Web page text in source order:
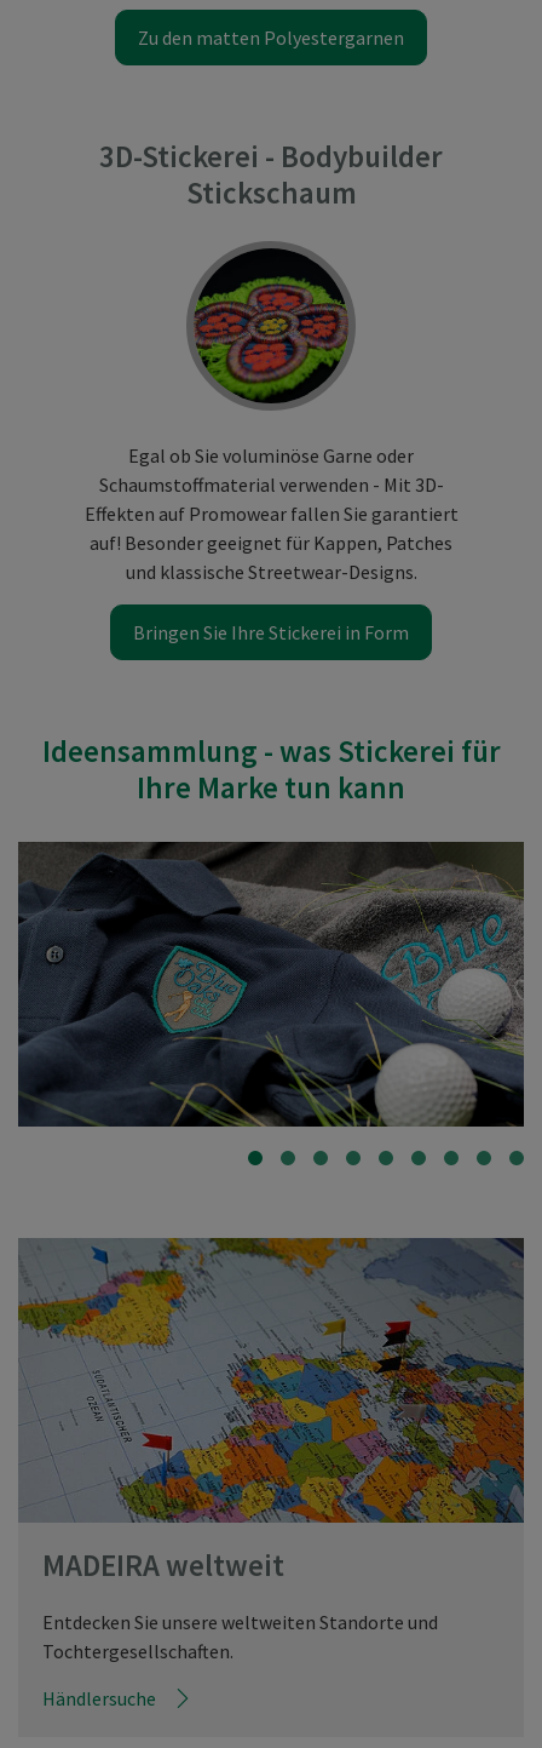
Zu den matten Polyestergarnen
3D-Stickerei - Bodybuilder
Stickschaum
Egal ob Sie voluminöse Garne oder
Schaumstoffmaterial verwenden - Mit 3D-
Effekten auf Promowear fallen Sie garantiert
auf! Besonder geeignet für Kappen, Patches
und klassische Streetwear-Designs.
Bringen Sie Ihre Stickerei in Form
Ideensammlung - was Stickerei für
Ihre Marke tun kann
MADEIRA weltweit
Entdecken Sie unsere weltweiten Standorte und
Tochtergesellschaften.
Händlersuche